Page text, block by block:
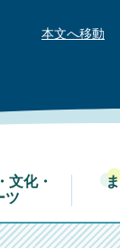
本文へ移動
文化・
ツ